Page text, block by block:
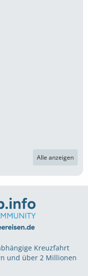
Alle anzeigen
Kreuzfahrt
und über 2 Millionen